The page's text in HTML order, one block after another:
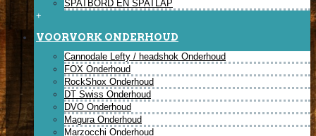
SPATBORD EN SPATLAP
+
VOORVORK ONDERHOUD
Cannodale Lefty / headshok Onderhoud
FOX Onderhoud
RockShox Onderhoud
DT Swiss Onderhoud
DVO Onderhoud
Magura Onderhoud
Marzocchi Onderhoud